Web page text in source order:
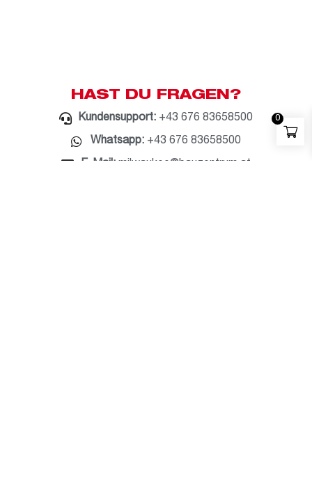
HAST DU FRAGEN?
Kundensupport: +43 676 83658500
Whatsapp:+43 676 83658500
E-Mail:milwaukee@bauzentrum.at
0